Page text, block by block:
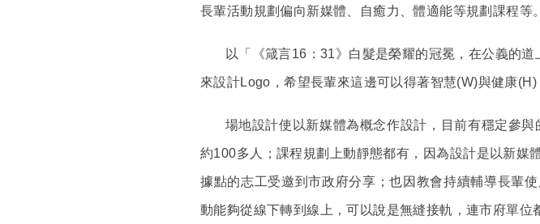
長輩活動規劃偏向新媒體、自癒力、體適能等規劃課程等。
以「《箴言16：31》白髮是榮耀的冠冕，在公義的道
來設計Logo，希望長輩來這邊可以得著智慧(W)與健康
場地設計使以新媒體為概念作設計，目前有穩定參
約100多人；課程規劃上動靜態都有，因為設計是以新媒
據點的志工受邀到市政府分享；也因教會持續輔導長輩
動能夠從線下轉到線上，可以說是無縫接軌，連市府單位